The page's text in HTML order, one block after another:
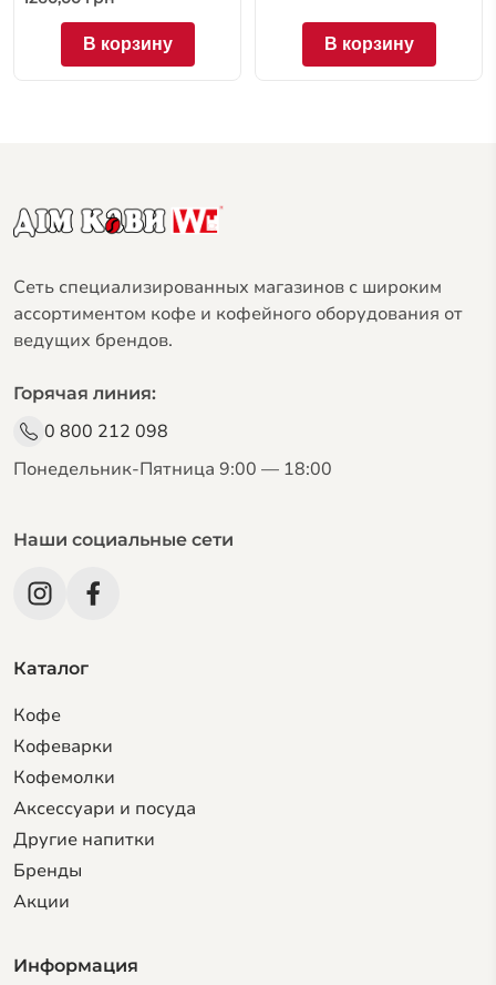
В корзину В корзину
Сеть специализированных магазинов с широким
ассортиментом кофе и кофейного оборудования от
ведущих брендов.
Горячая линия:
0 800 212 098
Понедельник-Пятница 9:00 — 18:00
Наши социальные сети
Каталог
Кофе
Кофеварки
Кофемолки
Аксессуари и посуда
Другие напитки
Бренды
Акции
Информация